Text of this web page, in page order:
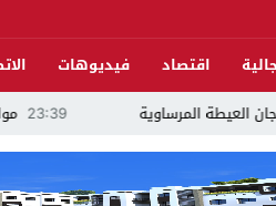
اقتصاد فيديوهات
23:39 مواطن يلجأ للقضاء ويتهم